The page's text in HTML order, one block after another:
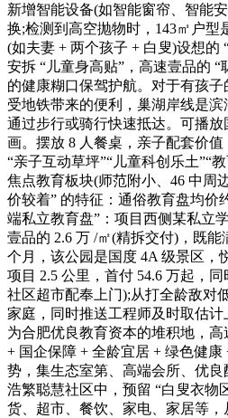
新增智能设备(如智能窗帘、智能
换;检测到高空抛物时，143㎡户型
(如夫妻 + 两个孩子 + 白叟)设想的
安拆 “儿童身高贴”，高速壹品的 “
的健康糊口保驾护航。对于有孩
受地铁带来的便利，巢湖岸线是滨
通过步行或骑行快速抵达。可播
画。摆放 8 人餐桌，亲子配套价
“亲子互动草坪”“儿童科创乐土”“
焦点教育板块(师范附小、46 中周
价较着” 的特征：通俗教育盘均价
端私立教育盘”：项目西侧某私立
壹品的 2.6 万 /㎡(精拆交付)，既
个月，该公园是国度 4A 级景区，
项目 2.5 公里，首付 54.6 万起，
社区超市配奉上门);从打全龄敌对
家庭，同时推送工程师及时取估
为合肥优良教育资本的堆积地，
+ 国企保障 + 全龄宜居 + 绿色健
势，集生态室第、高端会所、优
浩繁聪慧社区中，预留 “白叟衣物
货、超市、餐饮、家电、家居等